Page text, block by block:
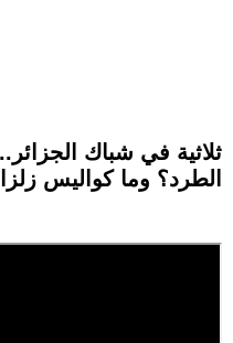
ثلاثية في شباك
الطرد؟ وما كواليس